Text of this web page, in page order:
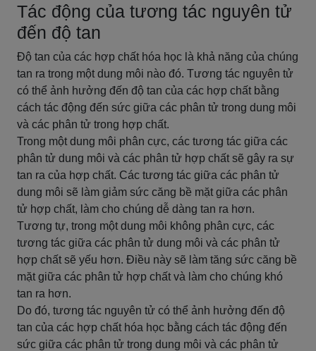
Tác động của tương tác nguyên tử
đến độ tan
Độ tan của các hợp chất hóa học là khả năng của chúng
tan ra trong một dung môi nào đó. Tương tác nguyên tử
có thể ảnh hưởng đến độ tan của các hợp chất bằng
cách tác động đến sức giữa các phân tử trong dung môi
và các phân tử trong hợp chất.
Trong một dung môi phân cực, các tương tác giữa các
phân tử dung môi và các phân tử hợp chất sẽ gây ra sự
tan ra của hợp chất. Các tương tác giữa các phân tử
dung môi sẽ làm giảm sức căng bề mặt giữa các phân
tử hợp chất, làm cho chúng dễ dàng tan ra hơn.
Tương tự, trong một dung môi không phân cực, các
tương tác giữa các phân tử dung môi và các phân tử
hợp chất sẽ yếu hơn. Điều này sẽ làm tăng sức căng bề
mặt giữa các phân tử hợp chất và làm cho chúng khó
tan ra hơn.
Do đó, tương tác nguyên tử có thể ảnh hưởng đến độ
tan của các hợp chất hóa học bằng cách tác động đến
sức giữa các phân tử trong dung môi và các phân tử